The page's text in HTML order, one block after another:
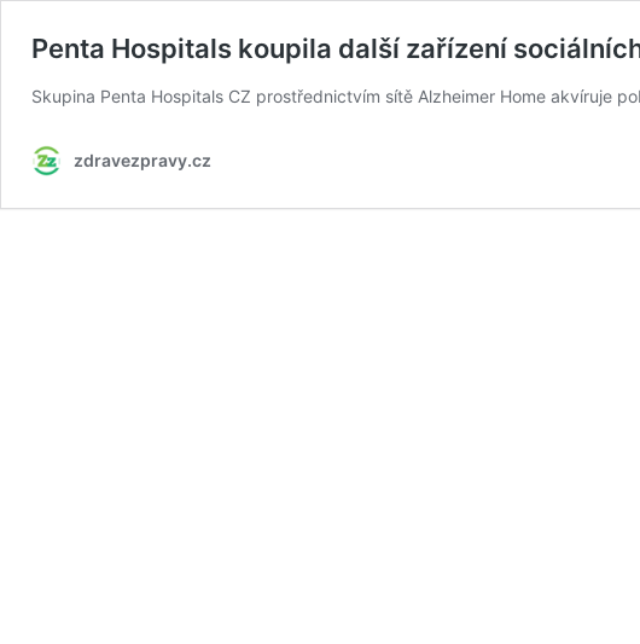
Penta Hospitals koupila další zařízení
Skupina Penta Hospitals CZ prostřednictvím sítě Alzheimer Home akvíruje
zdravezpravy.cz